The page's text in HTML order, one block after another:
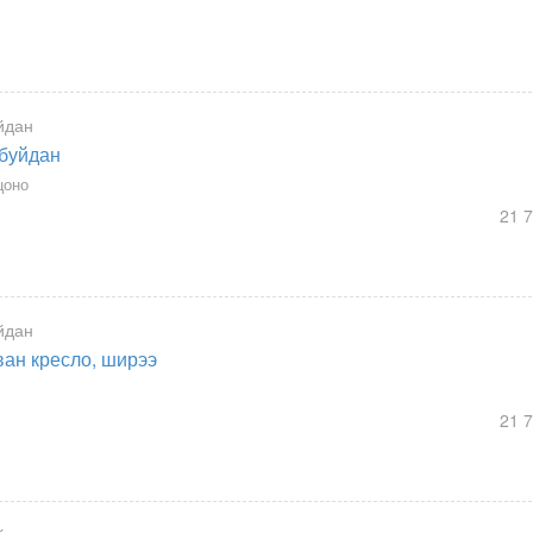
21
кресло, ширээ
21